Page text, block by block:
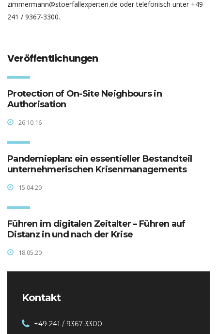
zimmermann@stoerfallexperten.de oder telefonisch unter +49
241 / 9367-3300.
Veröffentlichungen
Protection of On-Site Neighbours in
Authorisation
26.10.16
Pandemieplan: ein essentieller Bestandteil
unternehmerischen Krisenmanagements
15.04.20
Führen im digitalen Zeitalter – Führen auf
Distanz in und nach der Krise
18.05.20
Kontakt
+49 241 / 9367-3300